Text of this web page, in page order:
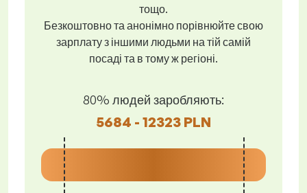
тощо.
Безкоштовно та анонімно порівнюйте свою
зарплату з іншими людьми на тій самій
посаді та в тому ж регіоні.
80% людей заробляють:
5684 - 12323 PLN